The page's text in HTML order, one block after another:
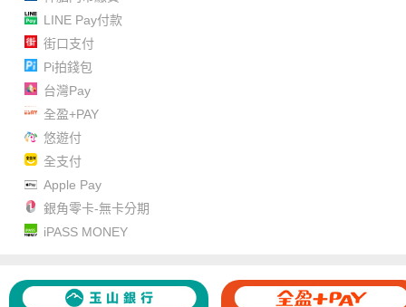
LINE Pay付款
街口支付
Pi拍錢包
台灣Pay
全盈+PAY
悠遊付
全支付
Apple Pay
銀角零卡-無卡分期
iPASS MONEY